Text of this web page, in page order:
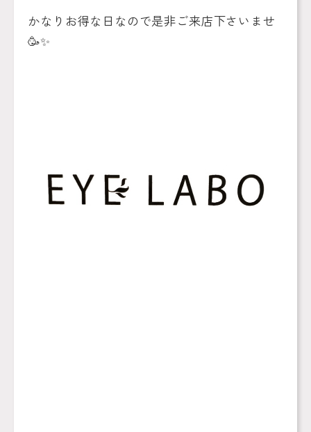
かなりお得な日なので是非ご来店下さいませ
🥳✨